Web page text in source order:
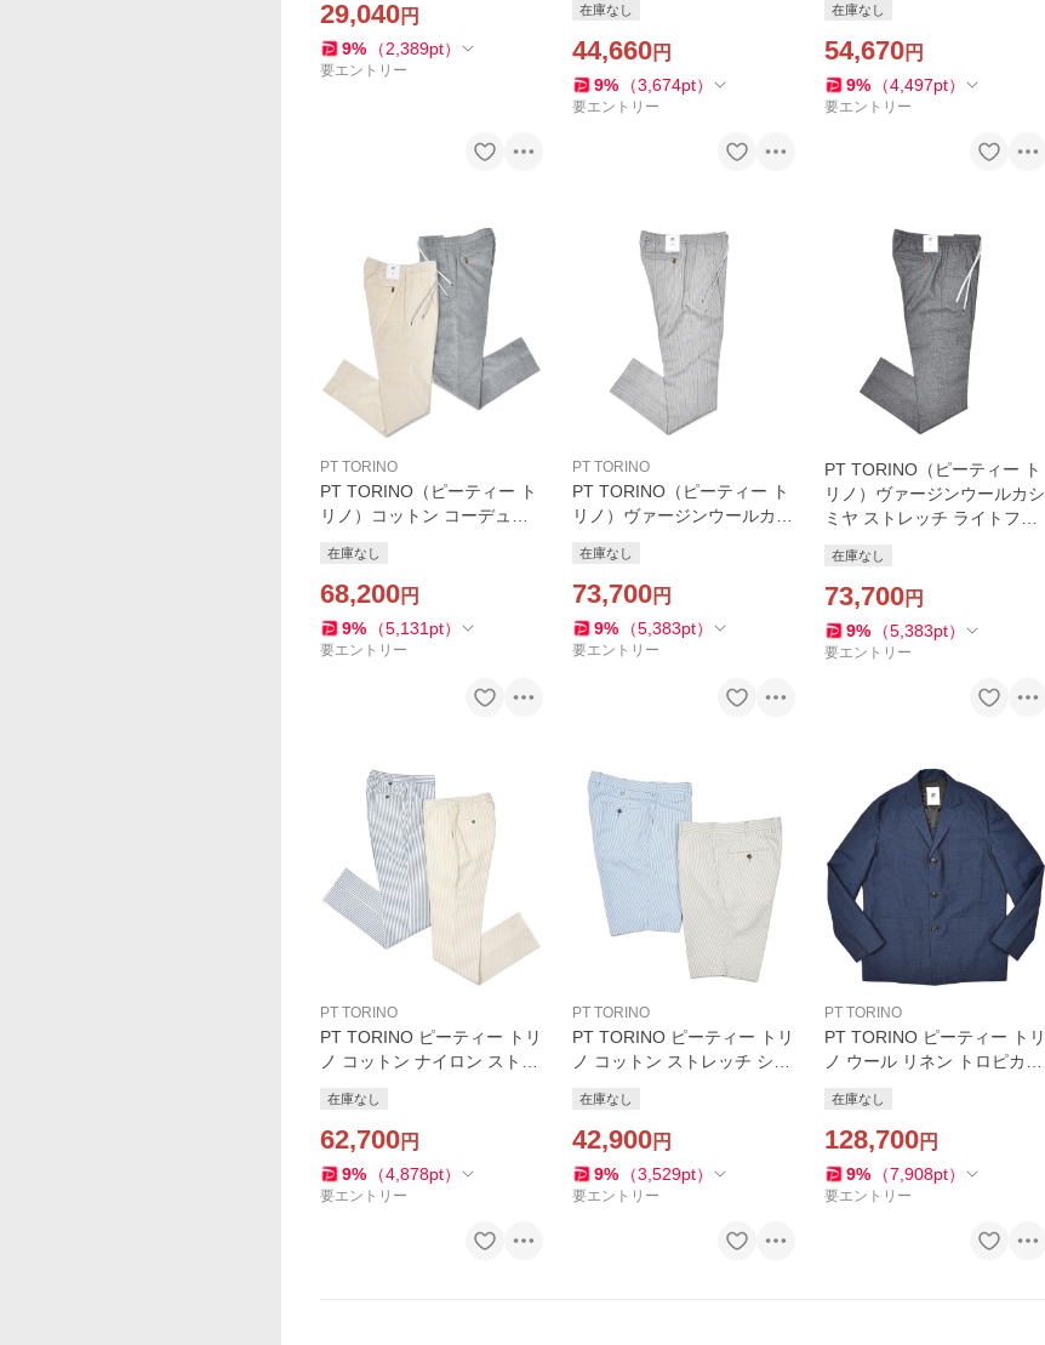
ープリーツ パンツ EPSILON
RIB+ZIP
29,040円
9% （2,389pt）
要エントリー
ER23
在庫なし
44,660円
9% （3,674pt）
要エントリー
B58
在庫なし
54,670円
9% （4,497pt）
要エントリー
PT TORINO
PT TORINO（ピーティー ト
リノ）コットン コーデュロ
ンツ SOFT FIT/PG50
在庫なし
68,200円
9% （5,131 pt）
要エントリー
PT TORINO
PT TORINO（ピーティー ト
リノ）ヴァージンウールカシ
ンネル ストライプ 1プリーツ
シャーリングパンツ SOFT F
IT/TO02
在庫なし
73,700円
9% （5,383pt）
要エントリー
PT TORINO（ピーティー ト
リノ）ヴァージンウールカシ
ミヤ ストレッチ ライトフラ
ツシャーリングパンツ SOFT
FIT/TO02
在庫なし
73,700円
9% （5,383pt）
要エントリー
PT TORINO
PT TORINO ピーティー トリ
ノ コットン ナイロン ストラ
ーコード シャーリングパン
ツ SLIM FIT/SD68
在庫なし
62,700円
9% （4,878pt）
要エントリー
PT TORINO
PT TORINO ピーティー トリ
ノ コットン ストレッチ シア
リーツ ショートパンツ BER
MUDA/TU76
在庫なし
42,900円
9% （3,529pt）
要エントリー
PT TORINO
PT TORINO ピーティー トリ
ノ ウール リネン トロピカル
Bジャケット SU89
在庫なし
128,700円
9% （7,908pt）
要エントリー